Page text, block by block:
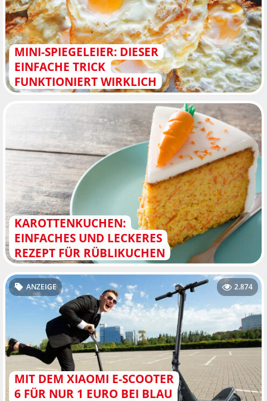
MINI-SPIEGELEIER: DIESER
EINFACHE TRICK
FUNKTIONIERT WIRKLICH
KAROTTENKUCHEN:
EINFACHES UND LECKERES
REZEPT FÜR RÜBLIKUCHEN
MIT DEM XIAOMI E-SCOOTER
6 FÜR NUR 1 EURO BEI BLAU
ANZEIGE 2.874